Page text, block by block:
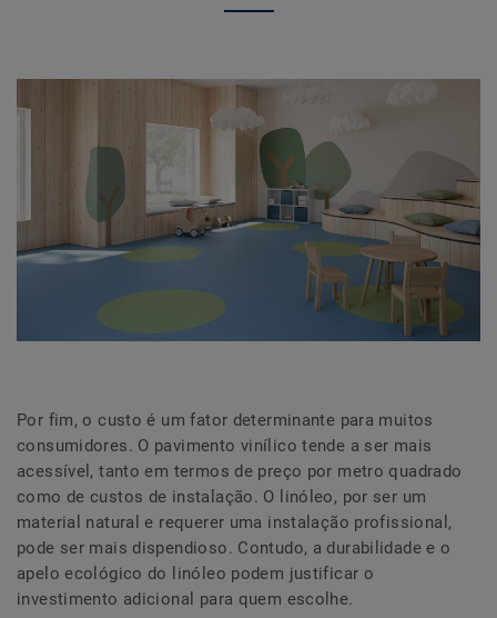
Por fim, o custo é um fator determinante para muitos
consumidores. O pavimento vinílico tende a ser mais
acessível, tanto em termos de preço por metro quadrado
como de custos de instalação. O linóleo, por ser um
material natural e requerer uma instalação profissional,
pode ser mais dispendioso. Contudo, a durabilidade e o
apelo ecológico do linóleo podem justificar o
investimento adicional para quem escolhe.